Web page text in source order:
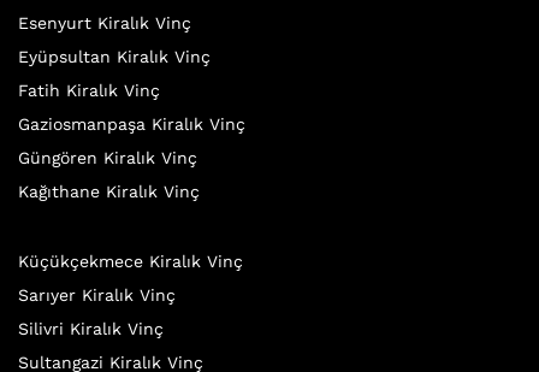
Esenyurt Kiralık Vinç
Eyüpsultan Kiralık Vinç
Fatih Kiralık Vinç
Gaziosmanpaşa Kiralık Vinç
Güngören Kiralık Vinç
Kağıthane Kiralık Vinç
Küçükçekmece Kiralık Vinç
Sarıyer Kiralık Vinç
Silivri Kiralık Vinç
Sultangazi Kiralık Vinç